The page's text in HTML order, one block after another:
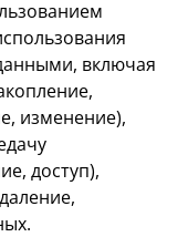
включая
изменение),
доступ),